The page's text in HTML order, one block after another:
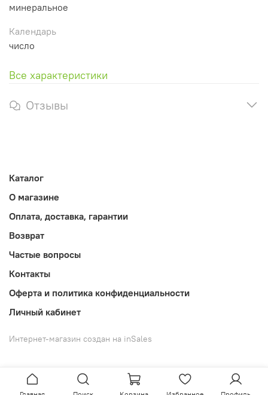
минеральное
Календарь
число
Все характеристики
Отзывы
Каталог
О магазине
Оплата, доставка, гарантии
Возврат
Частые вопросы
Контакты
Оферта и политика конфиденциальности
Личный кабинет
Интернет-магазин создан на inSales